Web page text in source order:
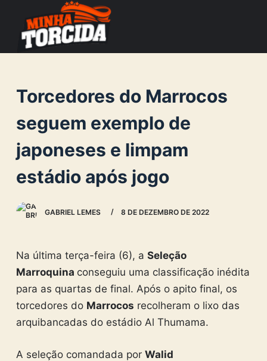
o
n
e
Torcedores do Marrocos
seguem exemplo de
japoneses e limpam
estádio após jogo
GABRIEL LEMES 8 DE DEZEMBRO DE 2022
Na última terça-feira (6), a Seleção
Marroquina conseguiu uma classificação inédita
para as quartas de final. Após o apito final, os
torcedores do Marrocos recolheram o lixo das
arquibancadas do estádio Al Thumama.
A seleção comandada por Walid